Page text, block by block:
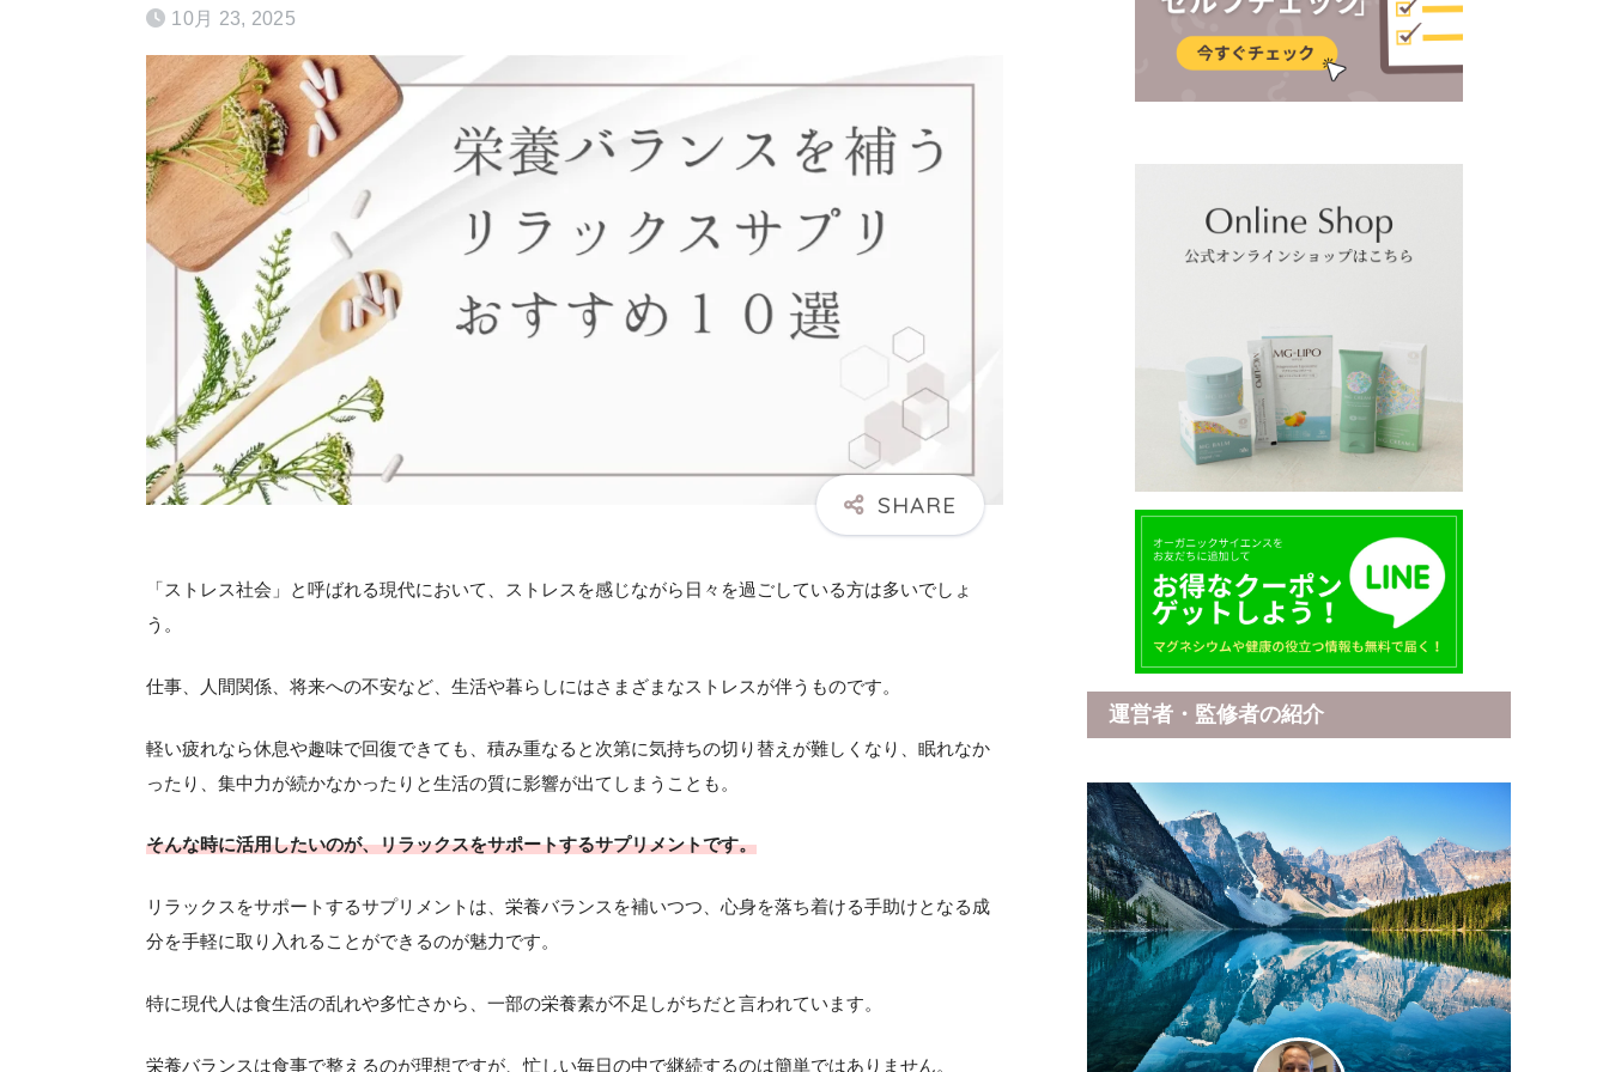
10月 23, 2025
「ストレス社会」と呼ばれる現代において、ストレスを感じながら日々を過ごしている方は多いでしょ
う。
仕事、人間関係、将来への不安など、生活や暮らしにはさまざまなストレスが伴うものです。
軽い疲れなら休息や趣味で回復できても、積み重なると次第に気持ちの切り替えが難しくなり、眠れなか
ったり、集中力が続かなかったりと生活の質に影響が出てしまうことも。
そんな時に活用したいのが、リラックスをサポートするサプリメントです。
リラックスをサポートするサプリメントは、栄養バランスを補いつつ、心身を落ち着ける手助けとなる成
分を手軽に取り入れることができるのが魅力です。
特に現代人は食生活の乱れや多忙さから、一部の栄養素が不足しがちだと言われています。
栄養バランスは食事で整えるのが理想ですが、忙しい毎日の中で継続するのは簡単ではありません。
運営者・監修者の紹介